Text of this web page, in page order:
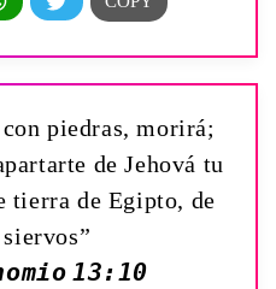
piedras, morirá;
de Jehová tu
tierra de Egipto, de
13:10